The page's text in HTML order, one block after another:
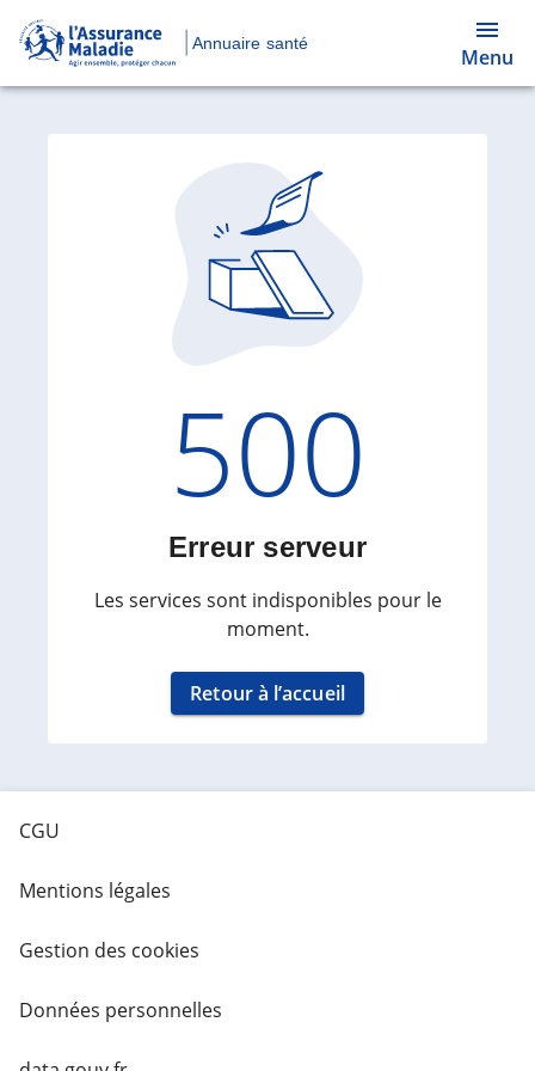
Annuaire santé
Menu
Code
500
Erreur serveur
Les services sont indisponibles pour le
moment.
Retour à l’accueil
CGU
Mentions légales
Gestion des cookies
Données personnelles